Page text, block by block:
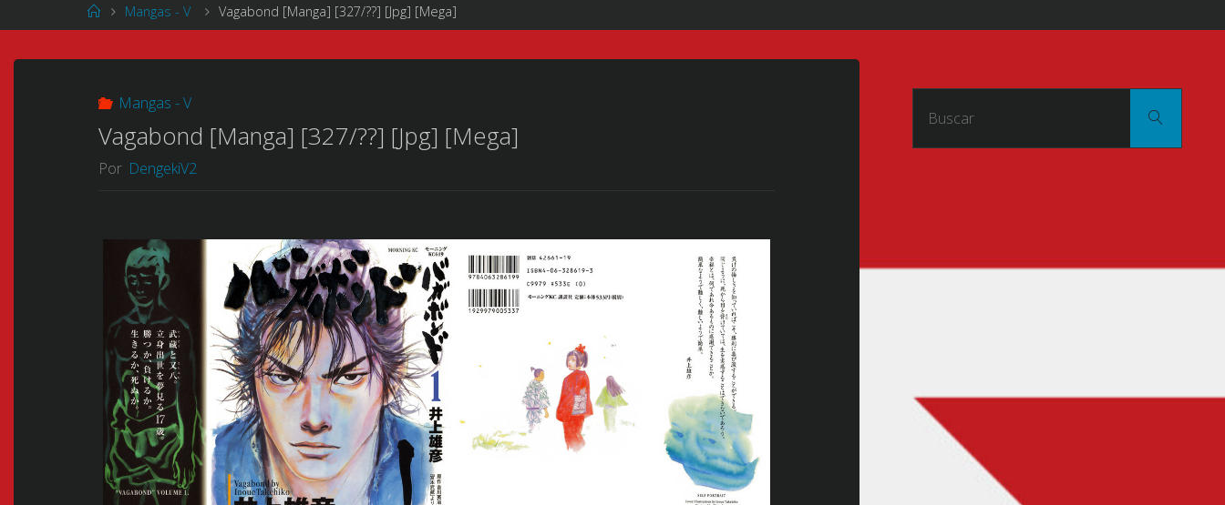
Página
de
Mangas - V Vagabond [Manga] [327/??] [Jpg] [Mega]
Mangas - V
Vagabond [Manga] [327/??] [Jpg] [Mega]
Por DengekiV2
Buscar